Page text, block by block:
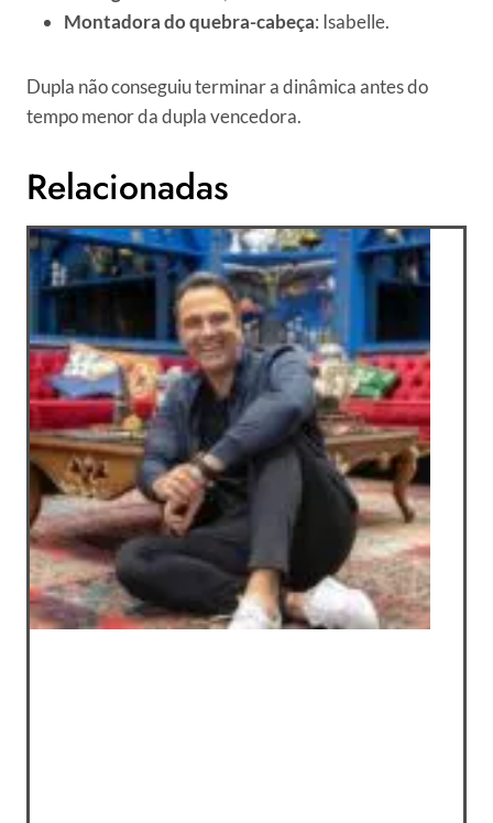
Montadora do quebra-cabeça: Isabelle.
Dupla não conseguiu terminar a dinâmica antes do
tempo menor da dupla vencedora.
Relacionadas